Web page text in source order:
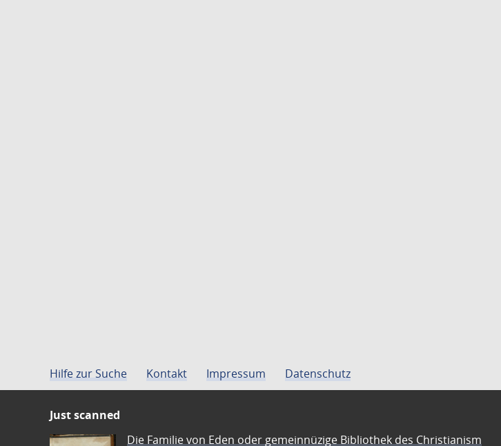
Hilfe zur Suche Kontakt Impressum Datenschutz
Just scanned
Die Familie von Eden oder gemeinnüzige Bibliothek des Christianism